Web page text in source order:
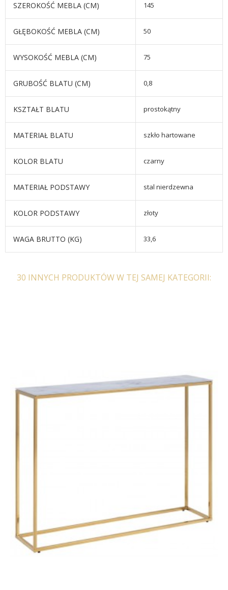
SZEROKOŚĆ MEBLA (CM) 145
GŁĘBOKOŚĆ MEBLA (CM) 50
WYSOKOŚĆ MEBLA (CM) 75
GRUBOŚĆ BLATU (CM) 0,8
KSZTAŁT BLATU prostokątny
MATERIAŁ BLATU szkło hartowane
KOLOR BLATU czarny
MATERIAŁ PODSTAWY stal nierdzewna
KOLOR PODSTAWY złoty
WAGA BRUTTO (KG) 33,6
30 INNYCH PRODUKTÓW W TEJ SAMEJ KATEGORII: